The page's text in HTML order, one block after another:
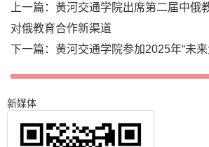
上一篇： 黄河交通学院出席第二届中俄
对俄教育合作新渠道
下一篇： 黄河交通学院参加2025年“未
新媒体